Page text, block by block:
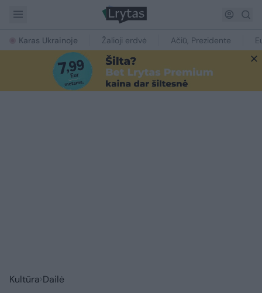
Karas Ukrainoje Žalioji erdvė Ačiū, Prezidente
Kultūra Dailė